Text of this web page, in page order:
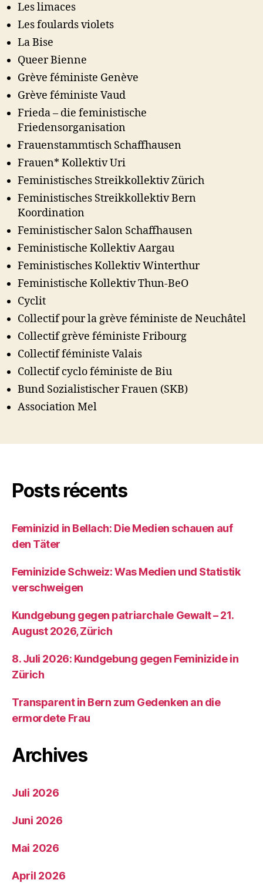
Les limaces
Les foulards violets
La Bise
Queer Bienne
Grève féministe Genève
Grève féministe Vaud
Frieda – die feministische
Friedensorganisation
Frauenstammtisch Schaffhausen
Frauen* Kollektiv Uri
Feministisches Streikkollektiv Zürich
Feministisches Streikkollektiv Bern
Koordination
Feministischer Salon Schaffhausen
Feministische Kollektiv Aargau
Feministisches Kollektiv Winterthur
Feministische Kollektiv Thun-BeO
Cyclit
Collectif pour la grève féministe de Neuchâtel
Collectif grève féministe Fribourg
Collectif féministe Valais
Collectif cyclo féministe de Biu
Bund Sozialistischer Frauen (SKB)
Association Mel
Posts récents
Feminizid in Bellach: Die Medien schauen auf
den Täter
Feminizide Schweiz: Was Medien und Statistik
verschweigen
Kundgebung gegen patriarchale Gewalt – 21.
August 2026, Zürich
8. Juli 2026: Kundgebung gegen Feminizide in
Zürich
Transparent in Bern zum Gedenken an die
ermordete Frau
Archives
Juli 2026
Juni 2026
Mai 2026
April 2026